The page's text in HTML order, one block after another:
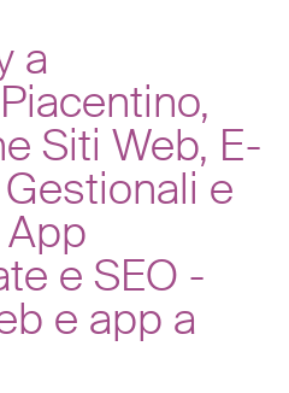
a
Siti Web, E-
e
App
e SEO -
e app a